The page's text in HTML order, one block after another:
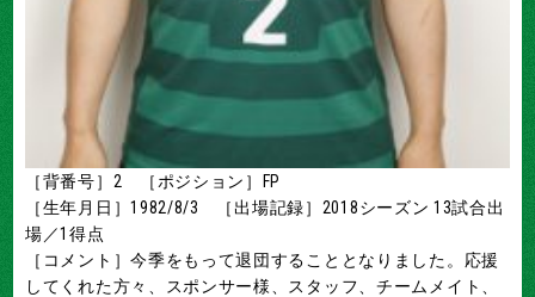
［背番号］2 ［ポジション］FP
［生年月日］1982/8/3 ［出場記録］2018シーズン 13試合出
場／1得点
［コメント］今季をもって退団することとなりました。応援
してくれた方々、スポンサー様、スタッフ、チームメイト、